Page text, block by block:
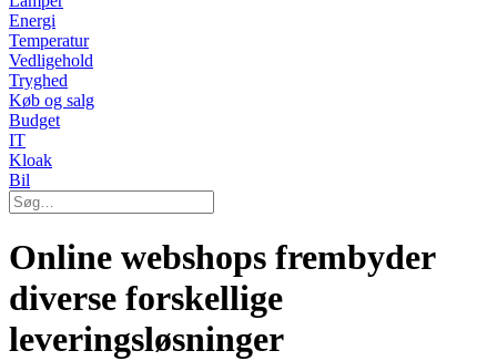
Energi
Temperatur
Vedligehold
Tryghed
Køb og salg
Budget
IT
Kloak
Bil
Online webshops frembyder
diverse forskellige
leveringsløsninger